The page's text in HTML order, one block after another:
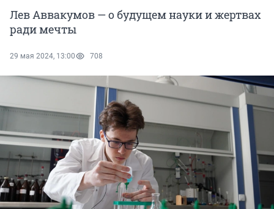
Лев Аввакумов — о будущем науки и жертвах
ради мечты
29 мая 2024, 13:00 708